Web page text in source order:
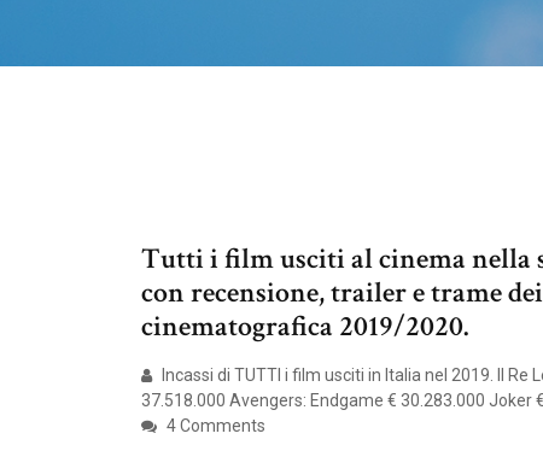
Tutti i film usciti al cinema nella
con recensione, trailer e trame
cinematografica 2019/2020.
Incassi di TUTTI i film usciti in Italia nel 2019. Il
37.518.000 Avengers: Endgame € 30.283.000 Joker
4 Comments